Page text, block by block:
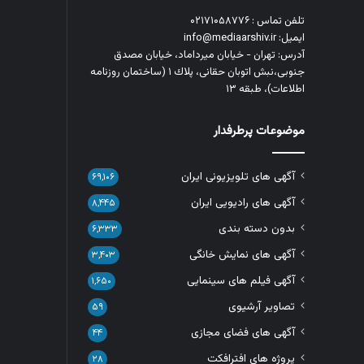
تلفن تماس : ۰۲۱۷۱۰۵۸۷۷۶
ایمیل: info@mediaarshiv.ir
آدرس: تهران - خیابان میرداماد، خیابان مصدق
جنوبی،نبش اتوبان حقانی، پلاك ١ (ساختمان روزنامه
اطلاعات)، طبقه ۱۳
موضوعات پرطرفدار
آگهی های تلویزیونی ایران ۶۹,۱۰۶
آگهی های رادیویی ایران ۸,۴۴۵
بدون دسته بندی ۶,۳۳۳
آگهی های نمایش خانگی ۳,۴۰۳
آگهی فیلم های سینمایی ۱,۶۵۰
تصاویر آرشیوی ۵۹
آگهی های فضای مجازی ۴۴
پروژه های افترافکت ۲۸